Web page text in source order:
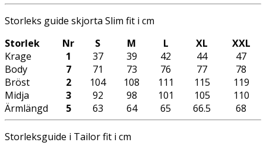
Storleks guide skjorta Slim fit i cm
Storlek
Nr S M L XL
XXL
Krage
1 37 39 42 44
47
Body
7 71 73 76 77
78
Bröst
2 104 108 111 115
119
Midja
3 92 98 101 105
110
Ärmlängd
5 63 64 65 66.5 68
Storleksguide i Tailor fit i cm